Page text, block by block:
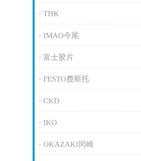
THK
IMAO今尾
富士胶片
FESTO费斯托
CKD
IKO
OKAZAKI冈崎